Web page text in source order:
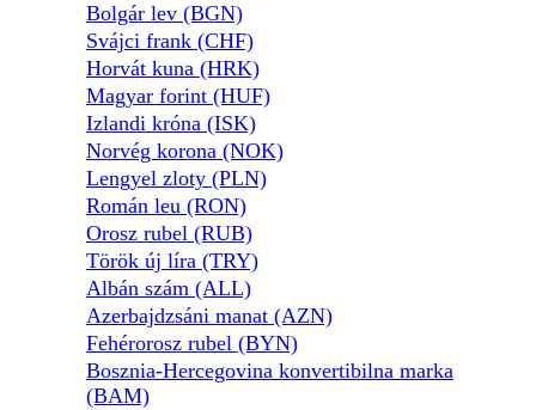
Bolgár lev (BGN)
Svájci frank (CHF)
Horvát kuna (HRK)
Magyar forint (HUF)
Izlandi króna (ISK)
Norvég korona (NOK)
Lengyel zloty (PLN)
Román leu (RON)
Orosz rubel (RUB)
Török új líra (TRY)
Albán szám (ALL)
Azerbajdzsáni manat (AZN)
Fehérorosz rubel (BYN)
Bosznia-Hercegovina konvertibilna marka
(BAM)